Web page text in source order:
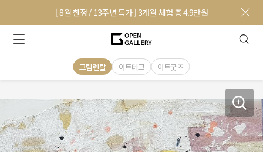
[ 8월 한정 / 13주년 특가 ] 3개월 체험 총 4.9만원
그림렌탈 아트테크 아트굿즈